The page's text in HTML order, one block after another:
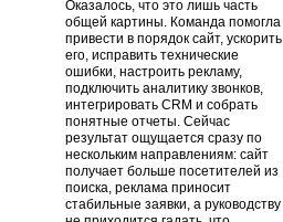
Оказалось, что это лишь часть
общей картины. Команда помогла
привести в порядок сайт, ускорить
его, исправить технические
ошибки, настроить рекламу,
подключить аналитику звонков,
интегрировать CRM и собрать
понятные отчеты. Сейчас
результат ощущается сразу по
нескольким направлениям: сайт
получает больше посетителей из
поиска, реклама приносит
стабильные заявки, а руководству